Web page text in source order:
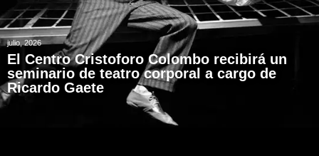
julio, 2026
El Centro Cristoforo Colombo recibirá un
seminario de teatro corporal a cargo de
Ricardo Gaete